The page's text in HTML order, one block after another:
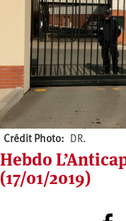
Crédit Photo DR.
Hebdo
(17/01/2019)